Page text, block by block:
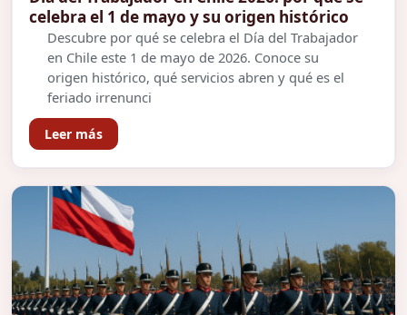
celebra el 1 de mayo y su origen histórico
Descubre por qué se celebra el Día del Trabajador
en Chile este 1 de mayo de 2026. Conoce su
origen histórico, qué servicios abren y qué es el
feriado irrenunci
Leer más